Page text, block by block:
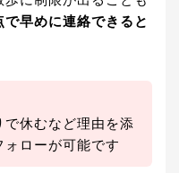
早めに連絡できると
休むなど理由を添
ォローが可能です